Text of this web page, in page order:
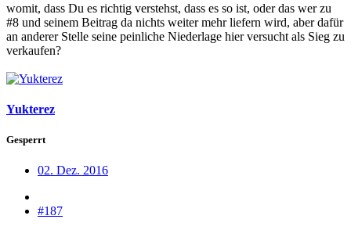
womit, dass Du es richtig verstehst, dass es so ist, oder das wer zu
#8 und seinem Beitrag da nichts weiter mehr liefern wird, aber dafür
an anderer Stelle seine peinliche Niederlage hier versucht als Sieg zu
verkaufen?
Yukterez
Gesperrt
02. Dez. 2016
#187